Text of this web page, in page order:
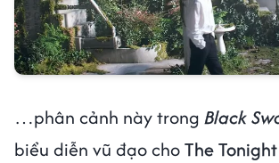
…phân cảnh này trong Black
biểu diễn vũ đạo choThe